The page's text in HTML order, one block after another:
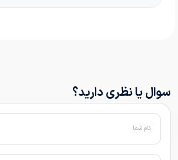
سوال یا نظری دارید؟
نام شما